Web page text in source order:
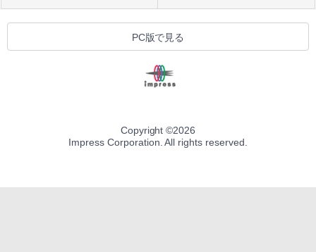
PC版で見る
Copyright ©2026
Impress Corporation. All rights reserved.